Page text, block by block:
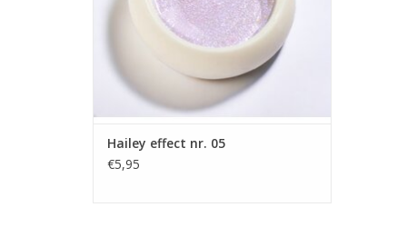
Groothandel in nagelproducten
TOEVOEGEN AAN WINKELWAGEN
Hailey effect nr. 05
€5,95